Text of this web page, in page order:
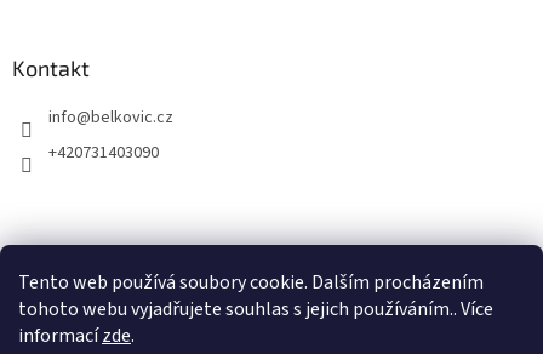
Tento web používá soubory cookie. Dalším procházením
tohoto webu vyjadřujete souhlas s jejich používáním.. Více
informacízde.
Kontakt
info@belkovic.cz
+420731403090